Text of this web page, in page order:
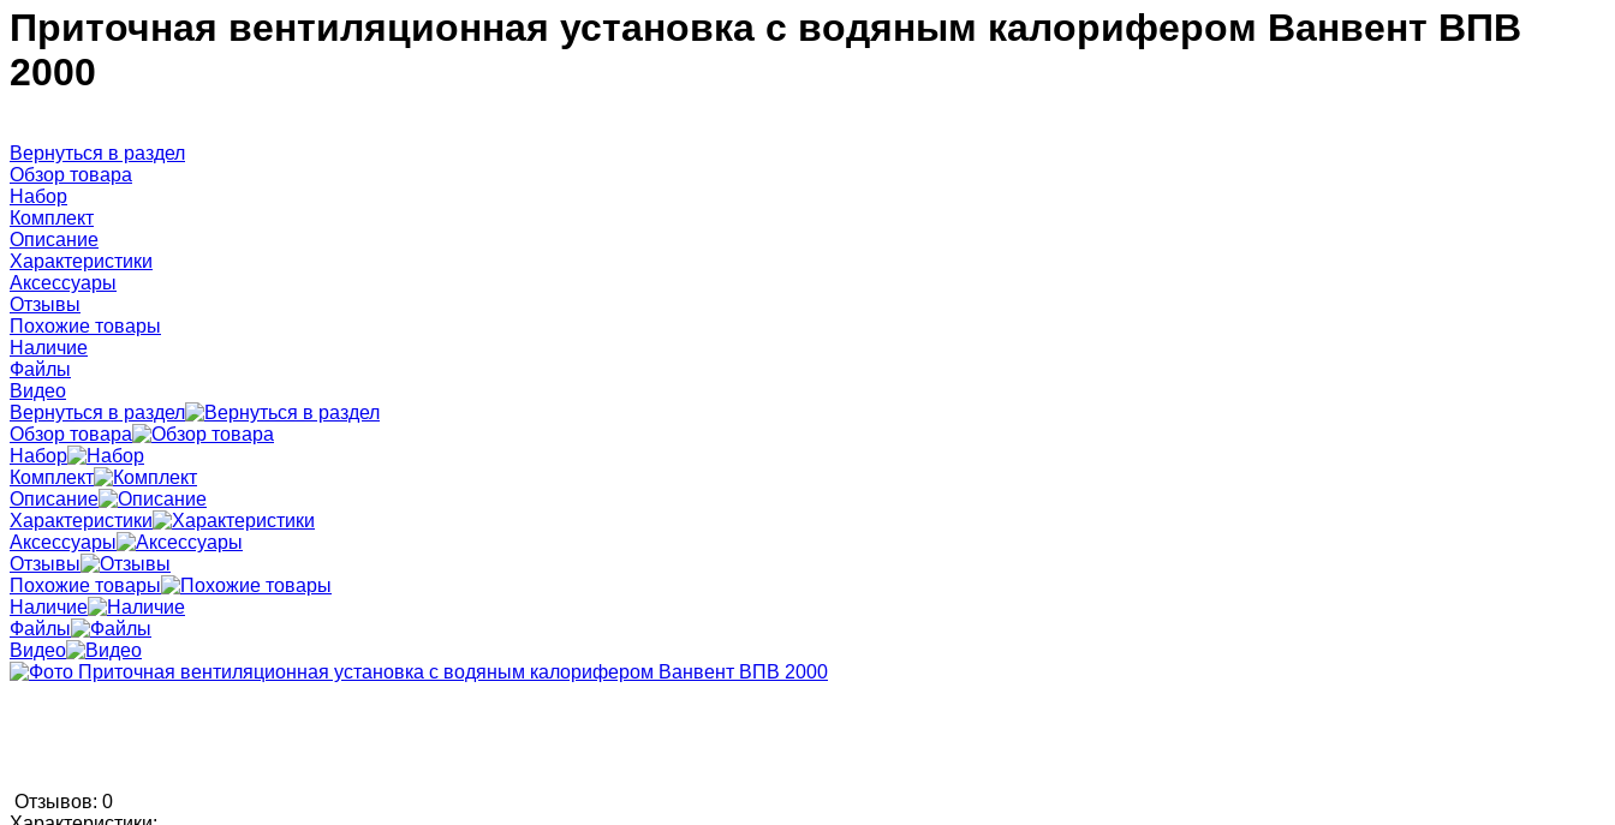
Приточная вентиляционная установка с водяным калорифером Ванвент ВПВ
2000
Вернуться в раздел
Обзор товара
Набор
Комплект
Описание
Характеристики
Аксессуары
Отзывы
Похожие товары
Наличие
Файлы
Видео
Вернуться в раздел
Обзор товара
Набор
Комплект
Описание
Характеристики
Аксессуары
Отзывы
Похожие товары
Наличие
Файлы
Видео
Отзывов: 0